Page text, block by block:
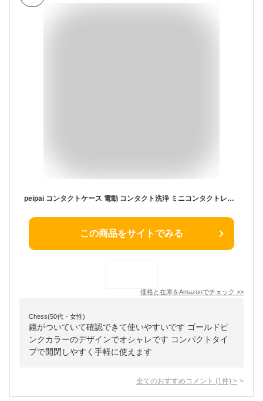
peipai コンタクトケース 電動 コンタクト洗浄 ミニコンタクトレンズ洗浄器 化粧鏡付き コンパクト 携帯便利 コンタクトレンズ 装着 レンズサポートケット プレゼント ハードコン ソフトコン カラコン 三用 丸洗い(ゴールド)
この商品をサイトでみる
価格と在庫をAmazonでチェック >>
Chess(50代・女性)
鏡がついていて確認できて使いやすいです ゴールドピ
ンクカラーのデザインでオシャレです コンパクトタイ
プで開閉しやすく手軽に使えます
全てのおすすめコメント (1 件) >